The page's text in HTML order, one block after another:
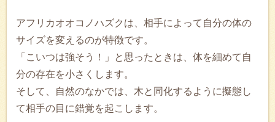
アフリカオオコノハズクは、相手によって自分の体の
サイズを変えるのが特徴です。
「こいつは強そう！」と思ったときは、体を細めて自
分の存在を小さくします。
そして、自然のなかでは、木と同化するように擬態し
て相手の目に錯覚を起こします。